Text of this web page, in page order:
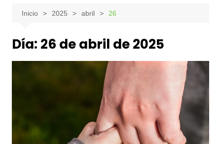
Inicio 2025 abril 26
Día: 26 de abril de 2025